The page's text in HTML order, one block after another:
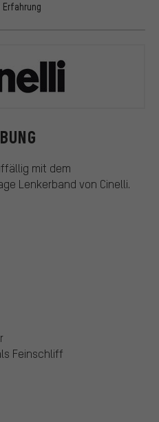
mit dem
Lenkerband von Cinelli.
Feinschliff